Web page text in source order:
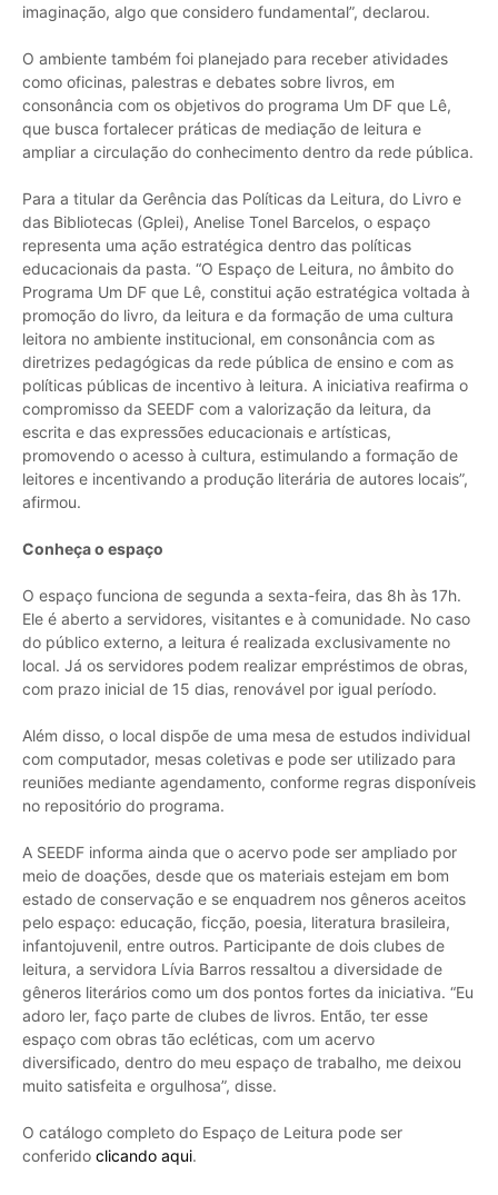
imaginação, algo que considero fundamental”, declarou.
O ambiente também foi planejado para receber atividades
como oficinas, palestras e debates sobre livros, em
consonância com os objetivos do programa Um DF que Lê,
que busca fortalecer práticas de mediação de leitura e
ampliar a circulação do conhecimento dentro da rede pública.
Para a titular da Gerência das Políticas da Leitura, do Livro e
das Bibliotecas (Gplei), Anelise Tonel Barcelos, o espaço
representa uma ação estratégica dentro das políticas
educacionais da pasta. “O Espaço de Leitura, no âmbito do
Programa Um DF que Lê, constitui ação estratégica voltada à
promoção do livro, da leitura e da formação de uma cultura
leitora no ambiente institucional, em consonância com as
diretrizes pedagógicas da rede pública de ensino e com as
políticas públicas de incentivo à leitura. A iniciativa reafirma o
compromisso da SEEDF com a valorização da leitura, da
escrita e das expressões educacionais e artísticas,
promovendo o acesso à cultura, estimulando a formação de
leitores e incentivando a produção literária de autores locais”,
afirmou.
Conheça o espaço
O espaço funciona de segunda a sexta-feira, das 8h às 17h.
Ele é aberto a servidores, visitantes e à comunidade. No caso
do público externo, a leitura é realizada exclusivamente no
local. Já os servidores podem realizar empréstimos de obras,
com prazo inicial de 15 dias, renovável por igual período.
Além disso, o local dispõe de uma mesa de estudos individual
com computador, mesas coletivas e pode ser utilizado para
reuniões mediante agendamento, conforme regras disponíveis
no repositório do programa.
A SEEDF informa ainda que o acervo pode ser ampliado por
meio de doações, desde que os materiais estejam em bom
estado de conservação e se enquadrem nos gêneros aceitos
pelo espaço: educação, ficção, poesia, literatura brasileira,
infantojuvenil, entre outros. Participante de dois clubes de
leitura, a servidora Lívia Barros ressaltou a diversidade de
gêneros literários como um dos pontos fortes da iniciativa. “Eu
adoro ler, faço parte de clubes de livros. Então, ter esse
espaço com obras tão ecléticas, com um acervo
diversificado, dentro do meu espaço de trabalho, me deixou
muito satisfeita e orgulhosa”, disse.
O catálogo completo do Espaço de Leitura pode ser
conferido clicando aqui.